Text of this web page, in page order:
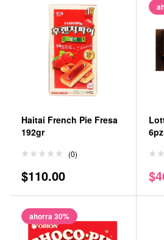
Haitai French Pie Fresa
192gr
(0)
$110.00 $
ahorra 30%